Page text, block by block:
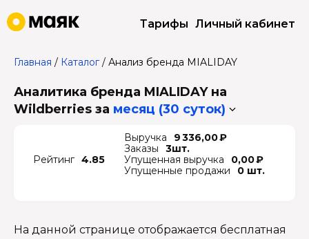
Тарифы Личный кабинет
Главная / Каталог/ Анализ бренда MIALIDAY
Аналитика бренда MIALIDAY на
Wildberries за месяц (30 суток)
Рейтинг 4.85
Выручка
9 336,00 ₽
Заказы
3шт.
Упущенная выручка
0,00 ₽
Упущенные продажи
0 шт.
На данной странице отображается бесплатная